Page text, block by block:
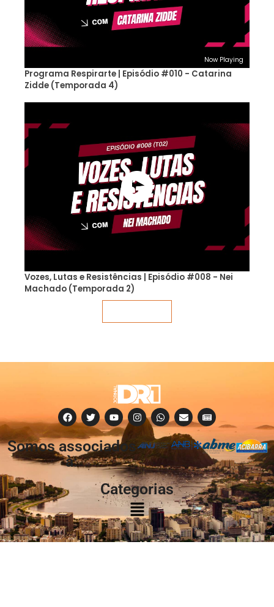
Now Playing
Programa Respirarte | Episódio #010 - Catarina
Zidde (Temporada 4)
Vozes, Lutas e Resistências | Episódio #008 - Nei
Machado (Temporada 2)
Somos associados
à:
Categorias